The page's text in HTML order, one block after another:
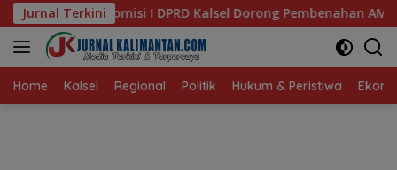
Langsung
ke
konten
Jurnal Terkini
Kalsel Dorong Pembenahan AMKS Hasanuddin
Home Kalsel Regional Politik Hukum & Peristiwa